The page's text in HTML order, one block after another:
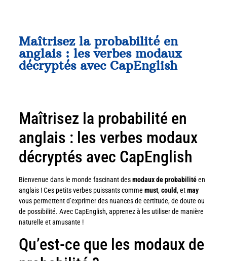
Maîtrisez la probabilité en
anglais : les verbes modaux
décryptés avec CapEnglish
Maîtrisez la probabilité en
anglais : les verbes modaux
décryptés avec CapEnglish
Bienvenue dans le monde fascinant desmodaux de probabilitéen
anglais ! Ces petits verbes puissants comme must,could, etmay
vous permettent d’exprimer des nuances de certitude, de doute ou
de possibilité. Avec CapEnglish, apprenez à les utiliser de manière
naturelle et amusante !
Qu’est-ce que les modaux de